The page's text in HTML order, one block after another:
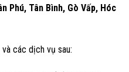
Phú, Tân Bình, Gò Vấp, Hóc
các dịch vụ sau: